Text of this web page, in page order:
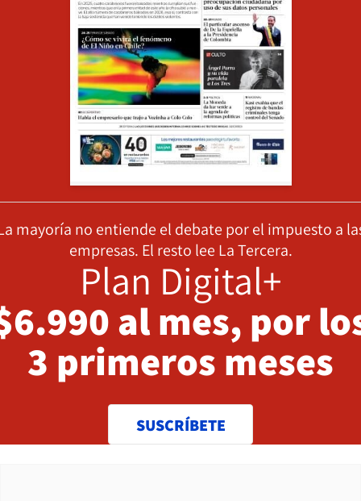
mayoría no entiende el debate por el impuesto a
empresas. El resto lee La Tercera.
Plan Digital+
al mes, por
3 primeros meses
SUSCRÍBETE